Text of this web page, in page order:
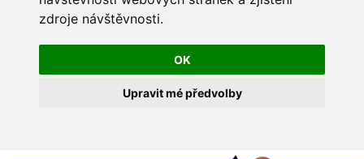
zdroje návštěvnosti.
OK
Upravit mé předvolby